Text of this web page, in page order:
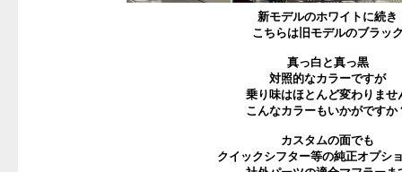
新モデルのホワイトに続き
こちらは旧モデルのブラッ
真っ白と真っ黒
対照的なカラーですが
乗り味はほとんど変わりませ
こんなカラーもいかがですか
カスタムの面でも
クイックシフター等の純正オプシ